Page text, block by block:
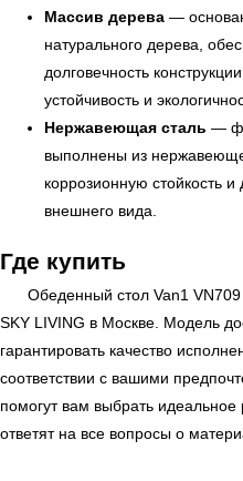
Массив дерева —
натурального дерева,
долговечность
устойчивость и
Нержавеющая сталь —
выполнены из
коррозионную стойкость
внешнего вида.
Где купить
Обеденный стол Van1
SKY LIVING в Москве. Модель
гарантировать качество
соответствии с вашими
помогут вам выбрать
ответят на все вопросы о
УЗНАТЬ ПОДРОБНЕЕ